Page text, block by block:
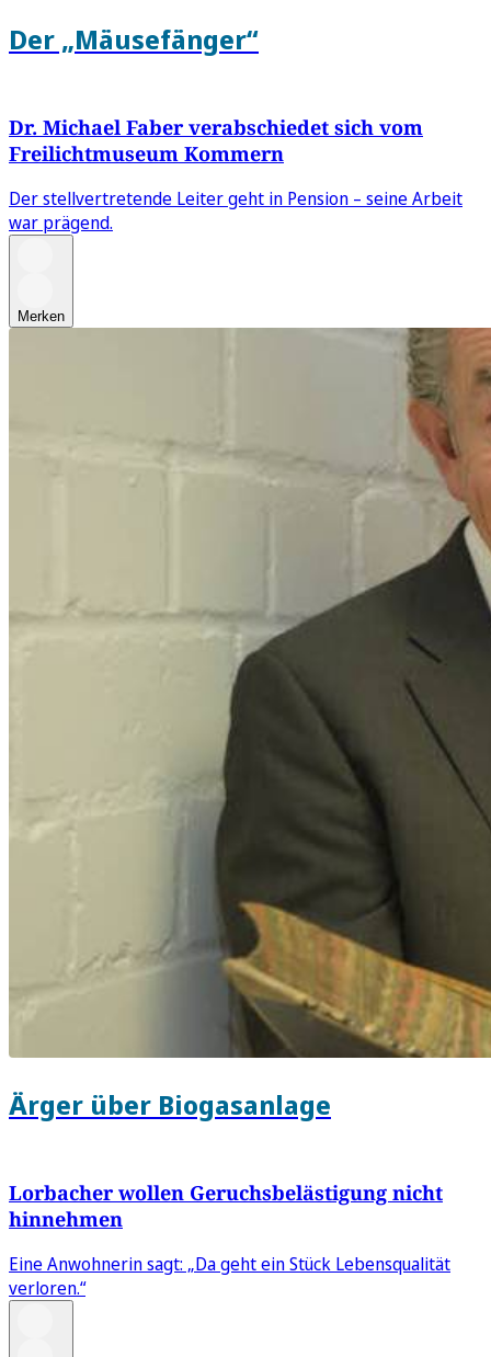
Der „Mäusefänger“
Dr. Michael Faber verabschiedet sich vom
Freilichtmuseum Kommern
Der stellvertretende Leiter geht in Pension – seine Arbeit
war prägend.
Merken
Ärger über Biogasanlage
Lorbacher wollen Geruchsbelästigung nicht
hinnehmen
Eine Anwohnerin sagt: „Da geht ein Stück Lebensqualität
verloren.“